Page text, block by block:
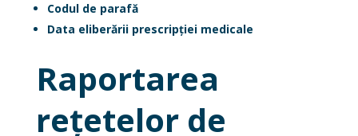
Codul de parafă
Data eliberării prescripției medicale
Raportarea
rețetelor de